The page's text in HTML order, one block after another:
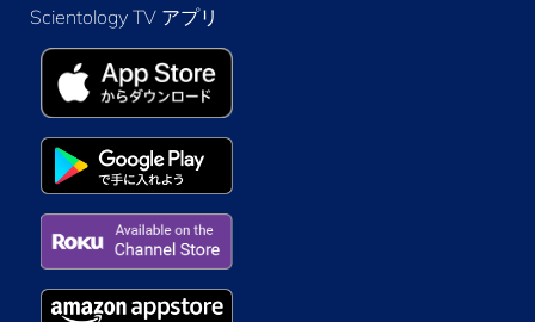
Scientology TV アプリ